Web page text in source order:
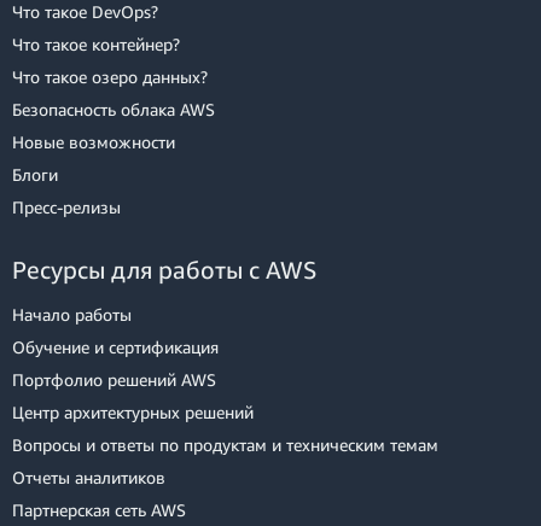
Что такое DevOps?
Что такое контейнер?
Что такое озеро данных?
Безопасность облака AWS
Новые возможности
Блоги
Пресс‑релизы
Ресурсы для работы с AWS
Начало работы
Обучение и сертификация
Портфолио решений AWS
Центр архитектурных решений
Вопросы и ответы по продуктам и техническим темам
Отчеты аналитиков
Партнерская сеть AWS